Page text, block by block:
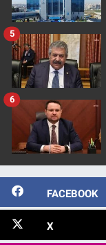
5
6
FACEBOOK
X